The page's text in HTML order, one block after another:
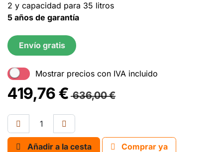
2 y capacidad para 35 litros
5 años de garantía
Envío gratis
Mostrar precios con IVA incluido
419,76€ 636,00€
Añadir a la cesta
Comprar ya